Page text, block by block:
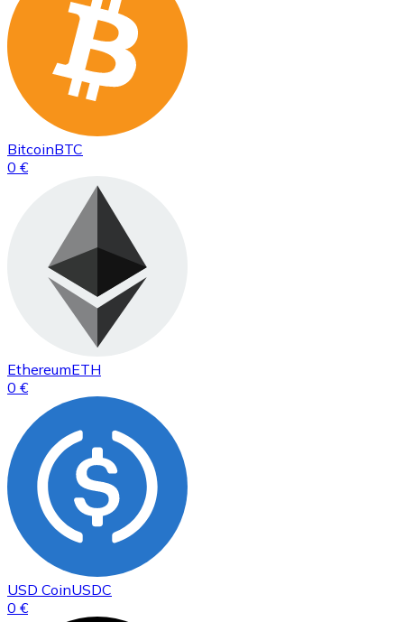
BitcoinBTC
0 €
EthereumETH
0 €
USD CoinUSDC
0 €